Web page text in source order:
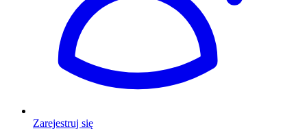
Zarejestruj się